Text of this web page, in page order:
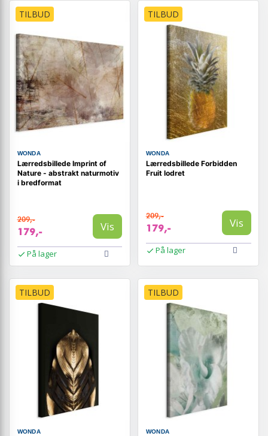
TILBUD
WONDA
Lærredsbillede Imprint of
Nature - abstrakt naturmotiv
i bredformat
209,-
179,- Vis
På lager
TILBUD
WONDA
Lærredsbillede Forbidden
Fruit lodret
209,-
179,- Vis
På lager
TILBUD
WONDA
TILBUD
WONDA